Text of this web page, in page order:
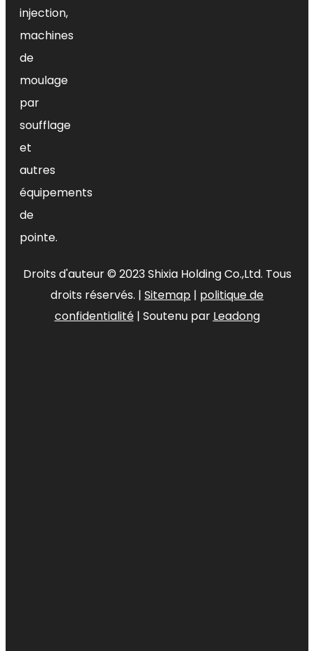
injection,
machines
de
moulage
par
soufflage
et
autres
équipements
de
pointe.
Droits d'auteur © 2023Shixia Holding Co.,Ltd. Tous
droits réservés. | Sitemap | politique de
confidentialité| Soutenu par Leadong